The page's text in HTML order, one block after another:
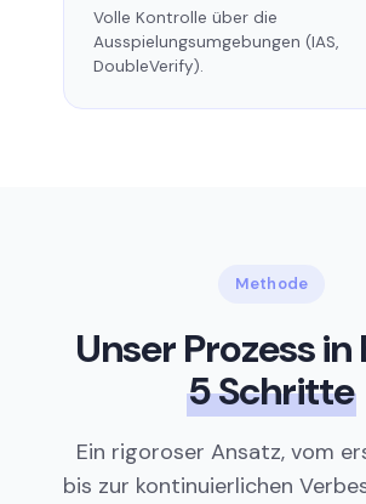
Volle Kontrolle über die
Ausspielungsumgebungen (IAS,
DoubleVerify).
Methode
Unser Prozess in
5 Schritte
Ein rigoroser Ansatz, vom
bis zur kontinuierlichen